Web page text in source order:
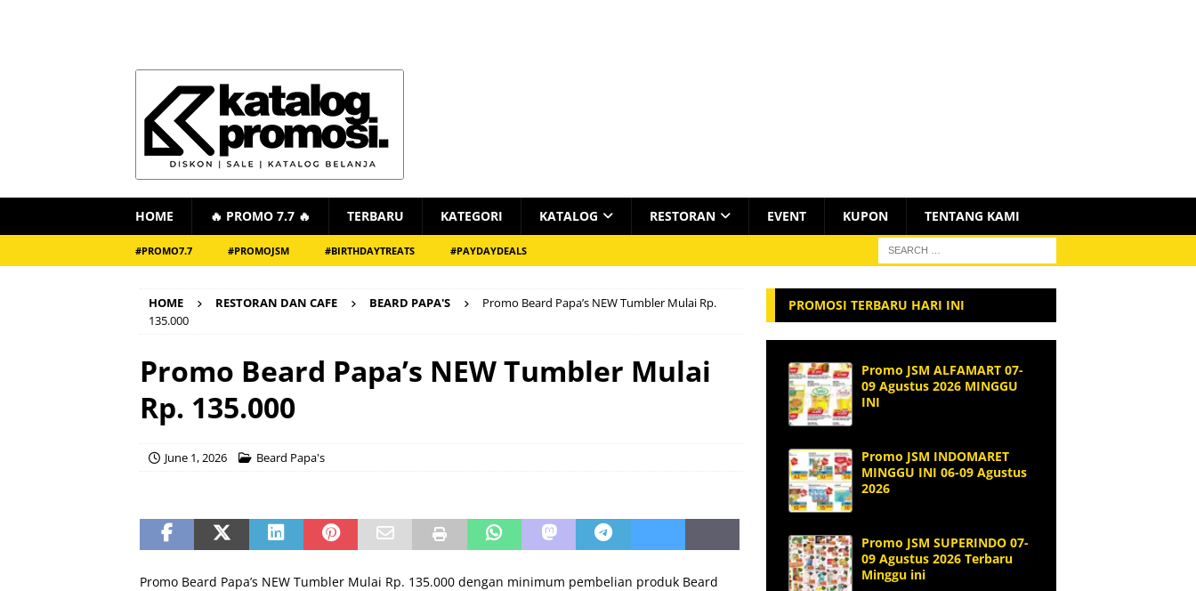
HOME 🔥 PROMO 7.7 🔥 TERBARU KATEGORI KATALOG RESTORAN EVENT KUPON TENTANG KAMI
#PROMO7.7 #PROMOJSM #BIRTHDAYTREATS #PAYDAYDEALS
HOME RESTORAN DAN CAFE BEARD PAPA'S
Promo Beard Papa’s NEW Tumbler Mulai Rp.
135.000
Promo Beard Papa’s NEW Tumbler Mulai
Rp. 135.000
June 1, 2026 Beard Papa's
Promo Beard Papa’s NEW Tumbler Mulai Rp. 135.000 dengan minimum pembelian produk Beard
PROMOSI TERBARU HARI INI
Promo JSM ALFAMART 07-
09 Agustus 2026 MINGGU
INI
Promo JSM INDOMARET
MINGGU INI 06-09 Agustus
2026
Promo JSM SUPERINDO 07-
09 Agustus 2026 Terbaru
Minggu ini